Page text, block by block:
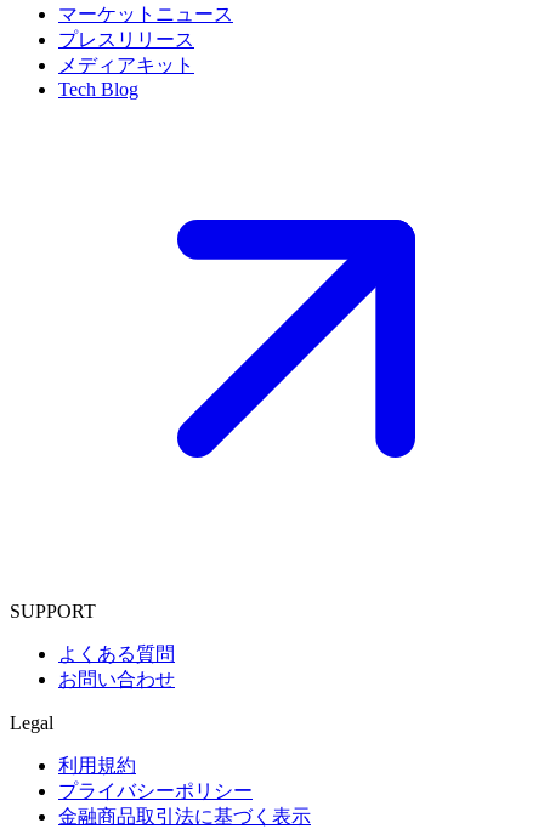
マーケットニュース
プレスリリース
メディアキット
Tech Blog
SUPPORT
よくある質問
お問い合わせ
Legal
利用規約
プライバシーポリシー
金融商品取引法に基づく表示